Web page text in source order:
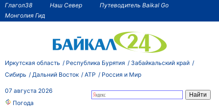
Глагол38 Наш Север
Путеводитель Baikal Go
Монголия Гид
Иркутская область Республика Бурятия
Забайкальский край
Сибирь
Дальний Восток АТР Россия и Мир
07 августа 2026
Погода